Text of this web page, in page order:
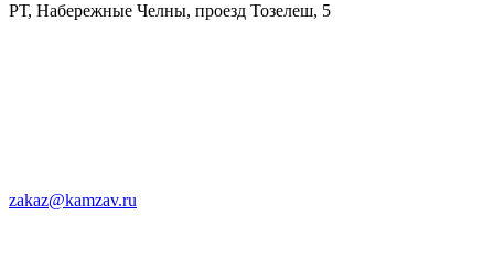
РТ, Набережные Челны, проезд Тозелеш, 5
zakaz@kamzav.ru